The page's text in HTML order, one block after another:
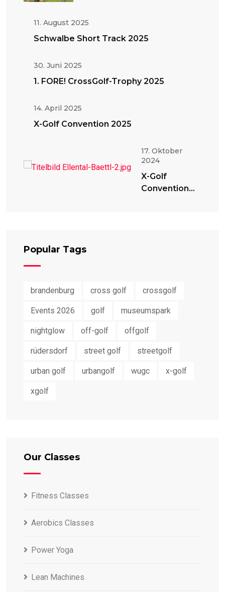
11. August 2025
Schwalbe Short Track 2025
30. Juni 2025
1. FORE! CrossGolf-Trophy 2025
14. April 2025
X-Golf Convention 2025
17. Oktober
2024
X-Golf
Convention
Popular Tags
brandenburg cross golf crossgolf
Events 2026 golf museumspark
nightglow off-golf offgolf
rüdersdorf street golf streetgolf
urban golf urbangolf wugc x-golf
xgolf
Our Classes
Fitness Classes
Aerobics Classes
Power Yoga
Lean Machines